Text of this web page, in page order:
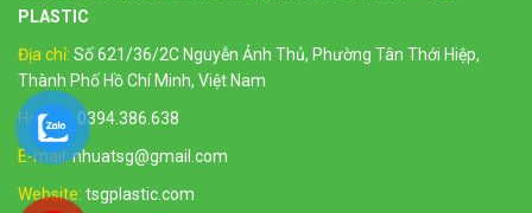
PLASTIC
Địa chỉ: Số 621/36/2C Nguyễn Ảnh Thủ, Phường Tân Thới Hiệp,
Thành Phố Hồ Chí Minh, Việt Nam
Hotline: 0394.386.638
E-mail:nhuatsg@gmail.com
Website: tsgplastic.com